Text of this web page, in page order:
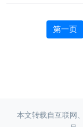
第一页
本文转载自互联网